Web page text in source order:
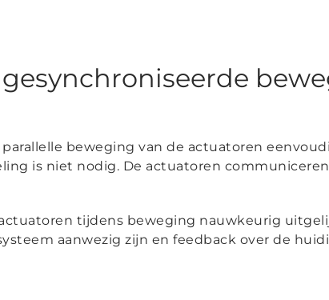
parallelle beweging van de actuatoren
is niet nodig. De actuatoren
tijdens beweging nauwkeurig
aanwezig zijn en feedback over de